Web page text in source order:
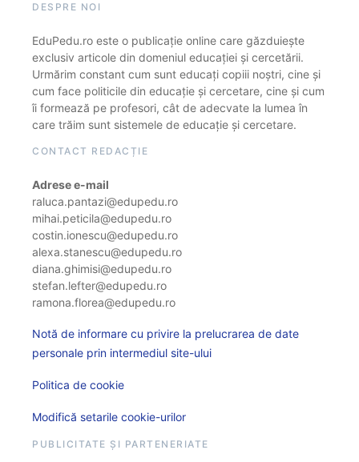
DESPRE NOI
EduPedu.ro este o publicație online care găzduiește
exclusiv articole din domeniul educației și cercetării.
Urmărim constant cum sunt educați copiii noștri, cine și
cum face politicile din educație și cercetare, cine și cum
îi formează pe profesori, cât de adecvate la lumea în
care trăim sunt sistemele de educație și cercetare.
CONTACT REDACȚIE
Adrese e-mail
raluca.pantazi@edupedu.ro
mihai.peticila@edupedu.ro
costin.ionescu@edupedu.ro
alexa.stanescu@edupedu.ro
diana.ghimisi@edupedu.ro
stefan.lefter@edupedu.ro
ramona.florea@edupedu.ro
Notă de informare cu privire la prelucrarea de date
personale prin intermediul site-ului
Politica de cookie
Modifică setarile cookie-urilor
PUBLICITATE ȘI PARTENERIATE